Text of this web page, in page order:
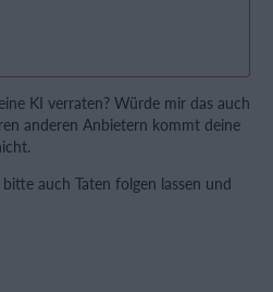
KI verraten? Würde mir das auch
anderen Anbietern kommt deine
auch Taten folgen lassen und